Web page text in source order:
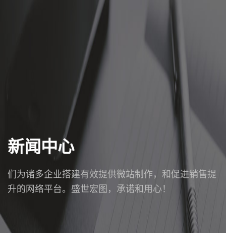
新闻中心
们为诸多企业搭建有效提供微站制作，和促进销售提
升的网络平台。盛世宏图，承诺和用心！